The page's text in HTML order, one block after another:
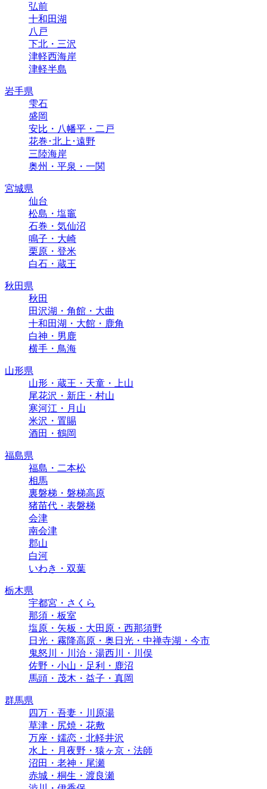
弘前
十和田湖
八戸
下北・三沢
津軽西海岸
津軽半島
岩手県
雫石
盛岡
安比・八幡平・二戸
花巻･北上･遠野
三陸海岸
奥州・平泉・一関
宮城県
仙台
松島・塩竈
石巻・気仙沼
鳴子・大崎
栗原・登米
白石・蔵王
秋田県
秋田
田沢湖・角館・大曲
十和田湖・大館・鹿角
白神・男鹿
横手・鳥海
山形県
山形・蔵王・天童・上山
尾花沢・新庄・村山
寒河江・月山
米沢・置賜
酒田・鶴岡
福島県
福島・二本松
相馬
裏磐梯・磐梯高原
猪苗代・表磐梯
会津
南会津
郡山
白河
いわき・双葉
栃木県
宇都宮・さくら
那須・板室
塩原・矢板・大田原・西那須野
日光・霧降高原・奥日光・中禅寺湖・今市
鬼怒川・川治・湯西川・川俣
佐野・小山・足利・鹿沼
馬頭・茂木・益子・真岡
群馬県
四万・吾妻・川原湯
草津・尻焼・花敷
万座・嬬恋・北軽井沢
水上・月夜野・猿ヶ京・法師
沼田・老神・尾瀬
赤城・桐生・渡良瀬